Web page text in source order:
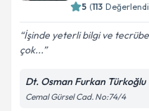
5 (113
İşinde yeterli bilgi ve
çok...
Dt. Osman Furkan Türkoğlu
Cemal Gürsel Cad. No:74/4